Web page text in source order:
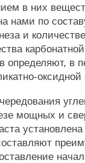
в них
нами по
и
определяют, в
оксидной
мощных и
установлена